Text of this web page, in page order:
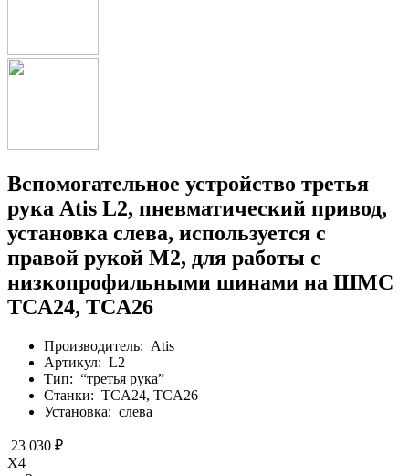
Вспомогательное устройство третья
рука Atis L2, пневматический привод,
установка слева, используется с
правой рукой М2, для работы с
низкопрофильными шинами на ШМС
TCА24, TCА26
Производитель: Atis
Артикул: L2
Тип: “третья рука”
Станки: TCА24, TCА26
Установка: слева
23 030 ₽
X4